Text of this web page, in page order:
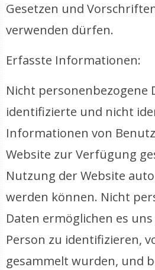
Gesetzen und
verwenden dürfen.
Erfasste Informationen:
Nicht personenbezogene
identifizierte und nicht
Informationen von
Website zur Verfügung
Nutzung der Website
werden können. Nicht
Daten ermöglichen es
Person zu identifizieren,
gesammelt wurden, und